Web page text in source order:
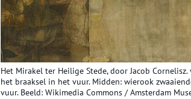
Het Mirakel ter Heilige Stede, door Jacob
het braaksel in het vuur. Midden: wierook
vuur. Beeld: Wikimedia Commons / Amsterdam